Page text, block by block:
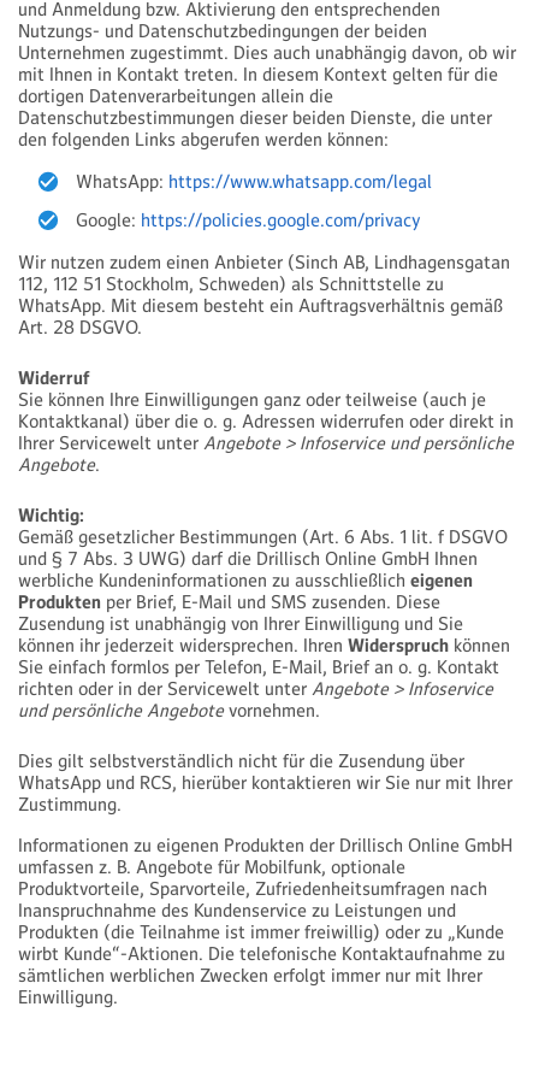
und Anmeldung bzw. Aktivierung den entsprechenden
Nutzungs- und Datenschutzbedingungen der beiden
Unternehmen zugestimmt. Dies auch unabhängig davon, ob wir
mit Ihnen in Kontakt treten. In diesem Kontext gelten für die
dortigen Datenverarbeitungen allein die
Datenschutzbestimmungen dieser beiden Dienste, die unter
den folgenden Links abgerufen werden können:
WhatsApp: https://www.whatsapp.com/legal
Google: https://policies.google.com/privacy
Wir nutzen zudem einen Anbieter (Sinch AB, Lindhagensgatan
112, 112 51 Stockholm, Schweden) als Schnittstelle zu
WhatsApp. Mit diesem besteht ein Auftragsverhältnis gemäß
Art. 28 DSGVO.
Widerruf
Sie können Ihre Einwilligungen ganz oder teilweise (auch je
Kontaktkanal) über die o. g. Adressen widerrufen oder direkt in
Ihrer Servicewelt unter Angebote > Infoservice und persönliche
Angebote.
Wichtig:
Gemäß gesetzlicher Bestimmungen (Art. 6 Abs. 1 lit. f DSGVO
und § 7 Abs. 3 UWG) darf die Drillisch Online GmbH Ihnen
werbliche Kundeninformationen zu ausschließlich eigenen
Produkten per Brief, E-Mail und SMS zusenden. Diese
Zusendung ist unabhängig von Ihrer Einwilligung und Sie
können ihr jederzeit widersprechen. Ihren Widerspruch können
Sie einfach formlos per Telefon, E-Mail, Brief an o. g. Kontakt
richten oder in der Servicewelt unter Angebote > Infoservice
und persönliche Angebotevornehmen.
Dies gilt selbstverständlich nicht für die Zusendung über
WhatsApp und RCS, hierüber kontaktieren wir Sie nur mit Ihrer
Zustimmung.
Informationen zu eigenen Produkten der Drillisch Online GmbH
umfassen z. B. Angebote für Mobilfunk, optionale
Produktvorteile, Sparvorteile, Zufriedenheitsumfragen nach
Inanspruchnahme des Kundenservice zu Leistungen und
Produkten (die Teilnahme ist immer freiwillig) oder zu „Kunde
wirbt Kunde“-Aktionen. Die telefonische Kontaktaufnahme zu
sämtlichen werblichen Zwecken erfolgt immer nur mit Ihrer
Einwilligung.